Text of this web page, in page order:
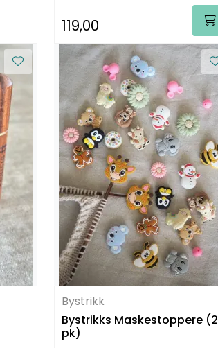
119,00
Bystrikk
Bystrikks Maskestoppere (2
pk)